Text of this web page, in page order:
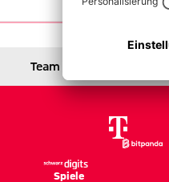
FC
Team
Spiele